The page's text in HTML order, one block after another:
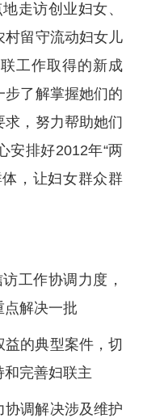
走访创业妇女、
村留守流动妇女儿
工作取得的新成
步了解掌握她们的
，努力帮助她们
安排好2012年“两
，让妇女群众群
工作协调力度，
点解决一批
的典型案件，切
完善妇联主
协调解决涉及维护